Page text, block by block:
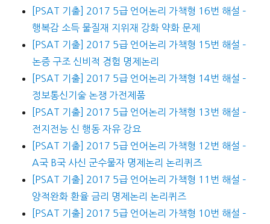
[PSAT 기출] 2017 5급 언어논리 가책형 16번 해설 –
행복감 소득 물질재 지위재 강화 약화 문제
[PSAT 기출] 2017 5급 언어논리 가책형 15번 해설 –
논증 구조 신비적 경험 명제논리
[PSAT 기출] 2017 5급 언어논리 가책형 14번 해설 –
정보통신기술 논쟁 가전제품
[PSAT 기출] 2017 5급 언어논리 가책형 13번 해설 –
전지전능 신 행동 자유 강요
[PSAT 기출] 2017 5급 언어논리 가책형 12번 해설 –
A국 B국 사신 군수물자 명제논리 논리퀴즈
[PSAT 기출] 2017 5급 언어논리 가책형 11번 해설 –
양적완화 환율 금리 명제논리 논리퀴즈
[PSAT 기출] 2017 5급 언어논리 가책형 10번 해설 –